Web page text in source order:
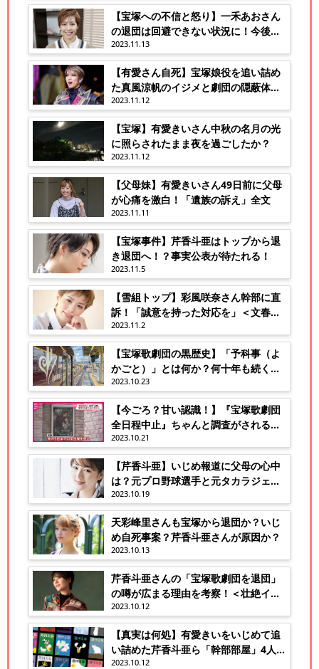
【宝塚への不信と怒り】一禾あおさん
の退団は回避できない状況に！今後が
気になる！
2023.11.13
【有愛さん自死】宝塚娘役を追い詰め
た真風涼帆のイジメと劇団の隠蔽体
質！
2023.11.12
【宝塚】有愛きいさん中秋の名月の光
に照らされたまま夜を過ごしたか？
2023.11.12
【父母妹】有愛きいさん49日前に父母
が心痛を激白！「遺族の訴え」全文
2023.11.11
【宝塚事件】芹香斗亜はトップから退
き退団へ！？事実公表が待たれる！
2023.11.5
【雪組トップ】彩風咲奈さん幹部に直
訴！「誠意を持った対応を」＜文春５
＞
2023.11.2
【宝塚歌劇団の黒歴史】「予科事（よ
かごと）」とは何か？何十年も続く悪
しき伝統！
2023.10.23
【今ごろ？甘い認識！】『宝塚歌劇団
全日程中止』ちゃんと調査がされるの
か？
2023.10.21
【芹香斗亜】いじめ報道に父母の心中
は？元プロ野球選手と元タカラジェン
ヌの有名人父母！
2023.10.19
天彩峰里さんも宝塚から退団か？いじ
め自死事案？芹香斗亜さんが原因か？
2023.10.13
芹香斗亜さんの「宝塚歌劇団を退団」
の噂が広まる理由を考察！＜壮絶イジ
メの代償か＞
2023.10.12
【真実は何処】有愛きいをいじめて追
い詰めた芹香斗亜ら「幹部部屋」4人の
上級生!?＜文春砲＞
2023.10.12